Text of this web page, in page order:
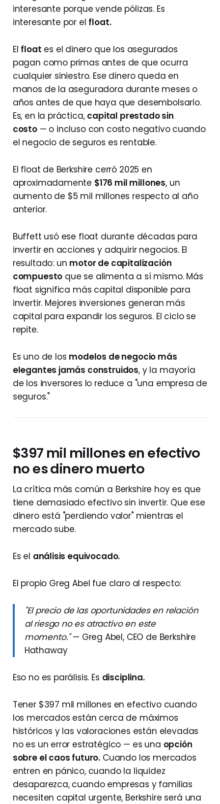
interesante porque vende pólizas. Es
interesante por el float.
El float es el dinero que los asegurados
pagan como primas antes de que ocurra
cualquier siniestro. Ese dinero queda en
manos de la aseguradora durante meses o
años antes de que haya que desembolsarlo.
Es, en la práctica, capital prestado sin
costo— o incluso con costo negativo cuando
el negocio de seguros es rentable.
El float de Berkshire cerró 2025 en
aproximadamente $176 mil millones, un
aumento de $5 mil millones respecto al año
anterior.
Buffett usó ese float durante décadas para
invertir en acciones y adquirir negocios. El
resultado: un motor de capitalización
compuesto que se alimenta a sí mismo. Más
float significa más capital disponible para
invertir. Mejores inversiones generan más
capital para expandir los seguros. El ciclo se
repite.
Es uno de los modelos de negocio más
elegantes jamás construidos, y la mayoría
de los inversores lo reduce a "una empresa de
seguros."
$397 mil millones en efectivo
no es dinero muerto
La crítica más común a Berkshire hoy es que
tiene demasiado efectivo sin invertir. Que ese
dinero está "perdiendo valor" mientras el
mercado sube.
Es el análisis equivocado.
El propio Greg Abel fue claro al respecto:
"El precio de las oportunidades en relación
al riesgo no es atractivo en este
momento."— Greg Abel, CEO de Berkshire
Hathaway
Eso no es parálisis. Es disciplina.
Tener $397 mil millones en efectivo cuando
los mercados están cerca de máximos
históricos y las valoraciones están elevadas
no es un error estratégico — es una opción
sobre el caos futuro. Cuando los mercados
entren en pánico, cuando la liquidez
desaparezca, cuando empresas y familias
necesiten capital urgente, Berkshire será una